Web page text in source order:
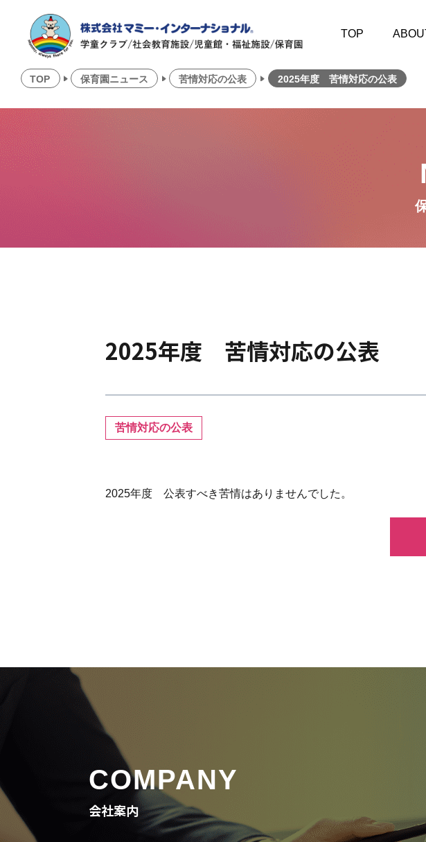
TOP
TOP 保育園ニュース 苦情対応の公表 2025年度 苦情対応の公表
2025年度 苦情対応の公表
苦情対応の公表
2025年度 公表すべき苦情はありませんでした。
COMPANY
会社案内